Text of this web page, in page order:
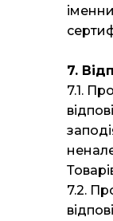
7.
7.1.
7.2.